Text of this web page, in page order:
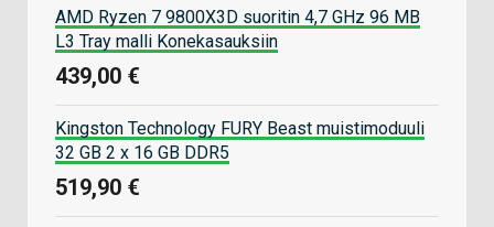
AMD Ryzen 7 9800X3D suoritin 4,7 GHz 96 MB
L3 Tray malli Konekasauksiin
439,00 €
Kingston Technology FURY Beast muistimoduuli
32 GB 2 x 16 GB DDR5
519,90 €